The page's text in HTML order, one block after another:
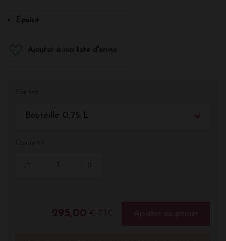
Épuisé
Ajouter à ma liste d'envie
Bouteille 0,75 L
295,00 € TTC